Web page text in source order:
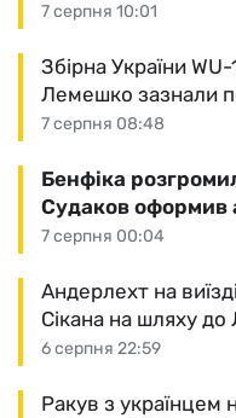
7 серпня 10:01
7 серпня 08:48
Збірна України WU-
Лемешко зазнали
7 серпня 00:04
Бенфіка
Судаков оформив
6 серпня 22:59
Андерлехт на
Сікана на шляху до
Ракув з українцем